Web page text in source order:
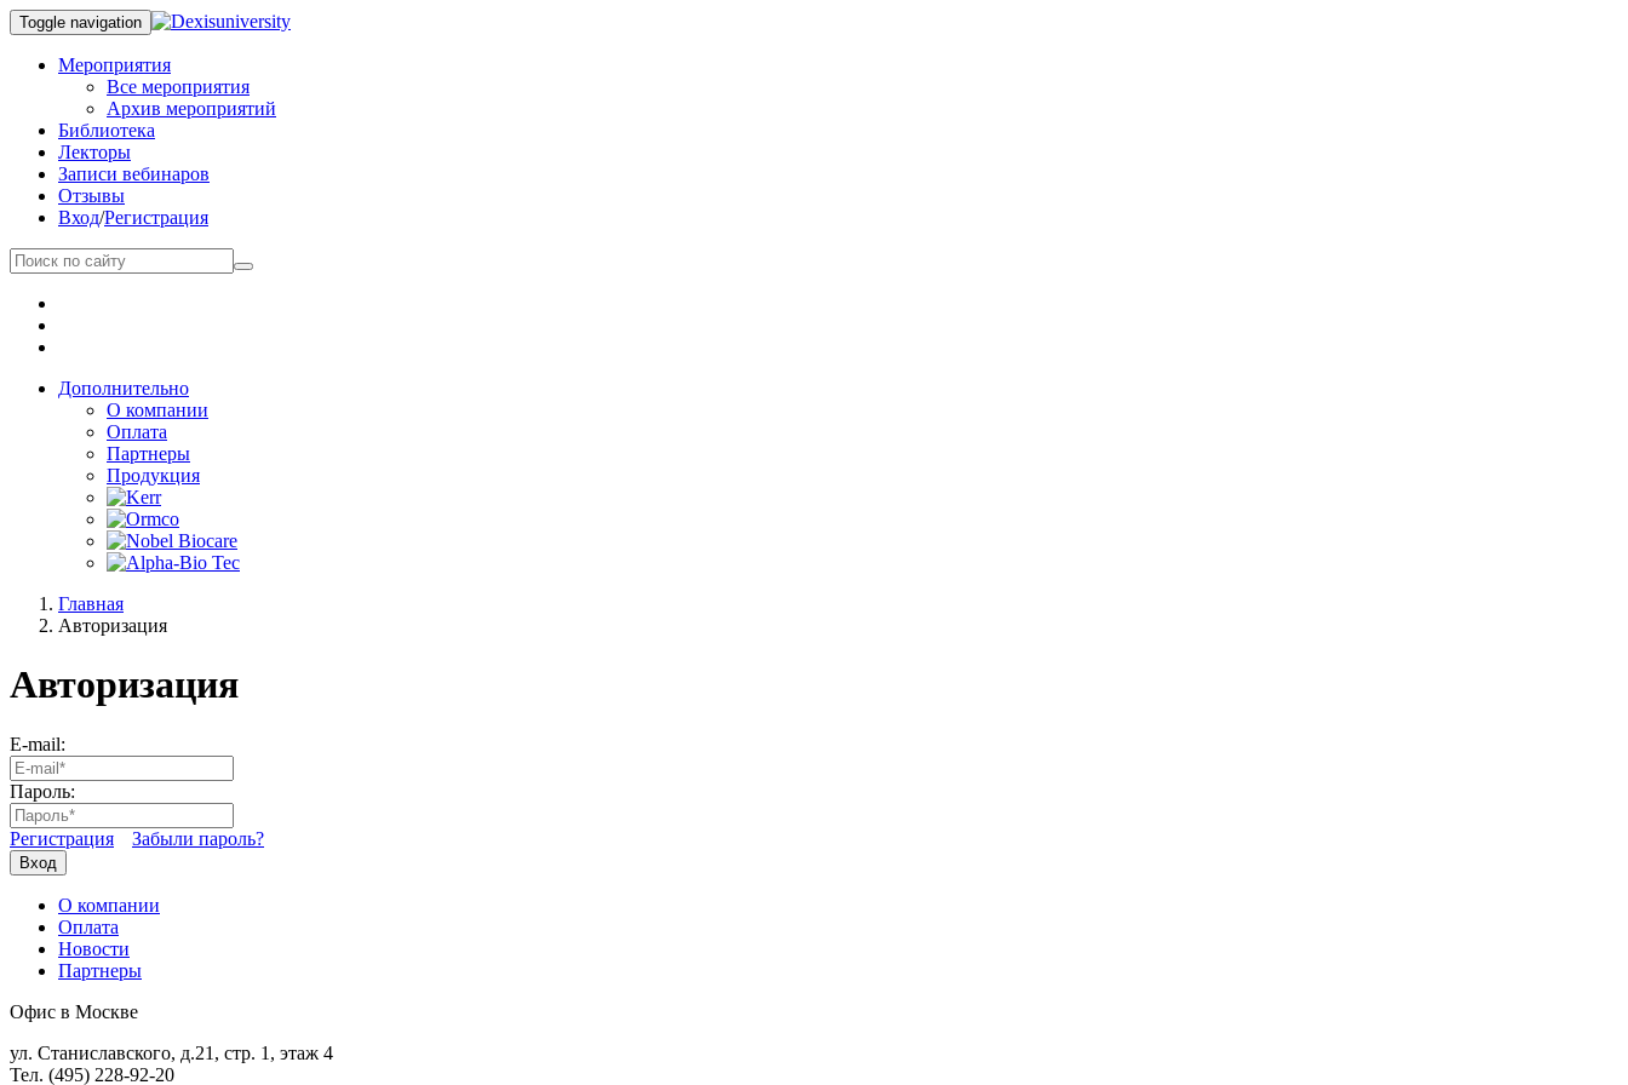
Toggle navigation
Мероприятия
Все мероприятия
Архив мероприятий
Библиотека
Лекторы
Записи вебинаров
Отзывы
Вход/Регистрация
Дополнительно
О компании
Оплата
Партнеры
Продукция
Главная
Авторизация
Авторизация
E-mail:
Пароль:
Регистрация Забыли пароль?
Вход
О компании
Оплата
Новости
Партнеры
Офис в Москве
ул. Станиславского, д.21, стр. 1, этаж 4
Тел. (495) 228-92-20